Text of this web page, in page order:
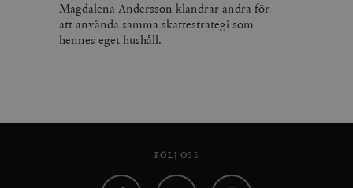
Magdalena Andersson klandrar andra för
att använda samma skattestrategi som
hennes eget hushåll.
FÖLJ OSS